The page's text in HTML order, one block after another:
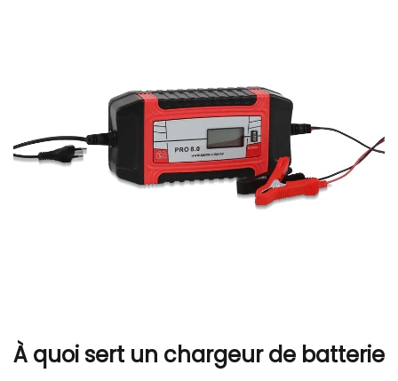
À quoi sert un chargeur de batterie